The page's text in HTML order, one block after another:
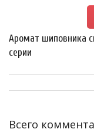
Аромат шиповника
серии
Всего